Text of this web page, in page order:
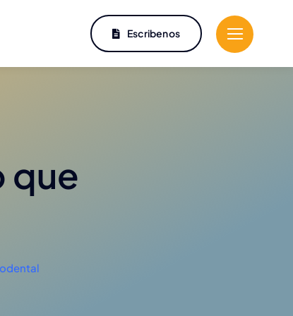
Escribenos
que